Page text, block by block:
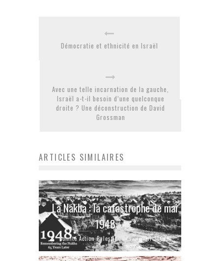
Démocratie et ethnicité en Israël
Avec une telle incarnation de la gauche,
Israël a-t-il besoin d’une quelconque
droite ? Une déconstruction de David
Grossman
ARTICLES SIMILAIRES
La Nakba : la catastrophe de mai
1948
Comité Action Palestine 7 mai 2007